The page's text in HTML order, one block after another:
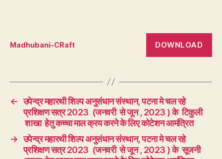
Madhubani-CRaft DOWNLOAD
← उपेन्द्र महारथी शिल्प अनुसंधान संस्थान, पटना मे चल रहे
प्रशिक्षण सत्र 2023 (जनवरी से जून , 2023 ) के टिकुली
शाखा हेतु कच्चा माल क्रय करने के लिए कोटेशन आमंत्रित
→ उपेन्द्र महारथी शिल्प अनुसंधान संस्थान, पटना मे चल रहे
प्रशिक्षण सत्र 2023 (जनवरी से जून , 2023 ) के सूजनी